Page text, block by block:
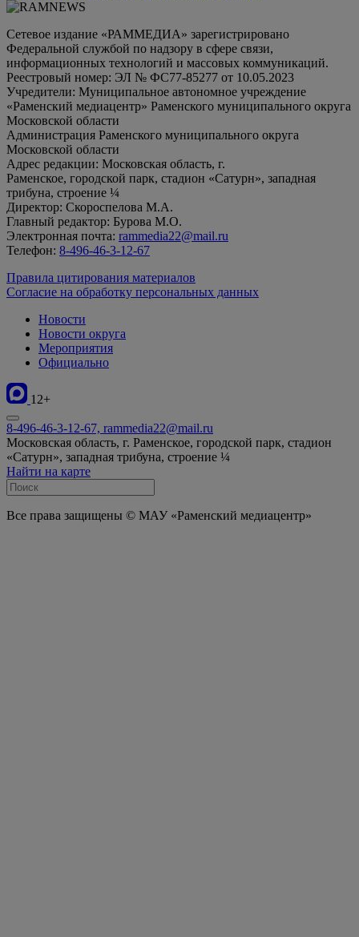
Сетевое издание «РАММЕДИА» зарегистрировано
Федеральной службой по надзору в сфере связи,
информационных технологий и массовых коммуникаций.
Реестровый номер: ЭЛ № ФС77-85277 от 10.05.2023
Учредители: Муниципальное автономное учреждение
«Раменский медиацентр» Раменского муниципального округа
Московской области
Администрация Раменского муниципального округа
Московской области
Адрес редакции: Московская область, г.
Раменское, городской парк, стадион «Сатурн», западная
трибуна, строение ¼
Директор: Скороспелова М.А.
Главный редактор: Бурова М.О.
Электронная почта: rammedia22@mail.ru
Телефон: 8-496-46-3-12-67
Правила цитирования материалов
Согласие на обработку персональных данных
Новости
Новости округа
Мероприятия
Официально
12+
8-496-46-3-12-67, rammedia22@mail.ru
Московская область, г. Раменское, городской парк, стадион
«Сатурн», западная трибуна, строение ¼
Найти на карте
Все права защищены © МАУ «Раменский медиацентр»